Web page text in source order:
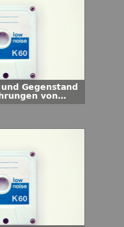
Gegenstand
von